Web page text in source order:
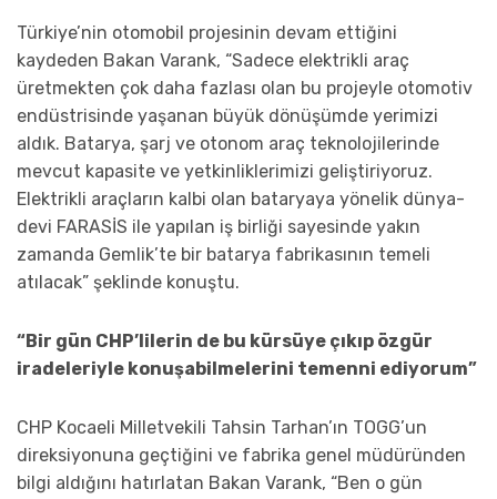
Türkiye’nin otomobil projesinin devam ettiğini
kaydeden Bakan Varank, “Sadece elektrikli araç
üretmekten çok daha fazlası olan bu projeyle otomotiv
endüstrisinde yaşanan büyük dönüşümde yerimizi
aldık. Batarya, şarj ve otonom araç teknolojilerinde
mevcut kapasite ve yetkinliklerimizi geliştiriyoruz.
Elektrikli araçların kalbi olan bataryaya yönelik dünya-
devi FARASİS ile yapılan iş birliği sayesinde yakın
zamanda Gemlik’te bir batarya fabrikasının temeli
atılacak” şeklinde konuştu.
“Bir gün CHP’lilerin de bu kürsüye çıkıp özgür
iradeleriyle konuşabilmelerini temenni ediyorum”
CHP Kocaeli Milletvekili Tahsin Tarhan’ın TOGG’un
direksiyonuna geçtiğini ve fabrika genel müdüründen
bilgi aldığını hatırlatan Bakan Varank, “Ben o gün